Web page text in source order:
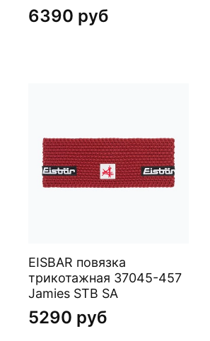
6390 руб
EISBAR повязка
трикотажная 37045-457
Jamies STB SA
5290 руб